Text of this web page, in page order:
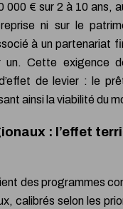
000 € sur 2 à 10 ans,
ni sur le
à un partenariat
un. Cette exigence
de levier : le
ainsi la viabilité du
: l’effet
des programmes
calibrés selon les